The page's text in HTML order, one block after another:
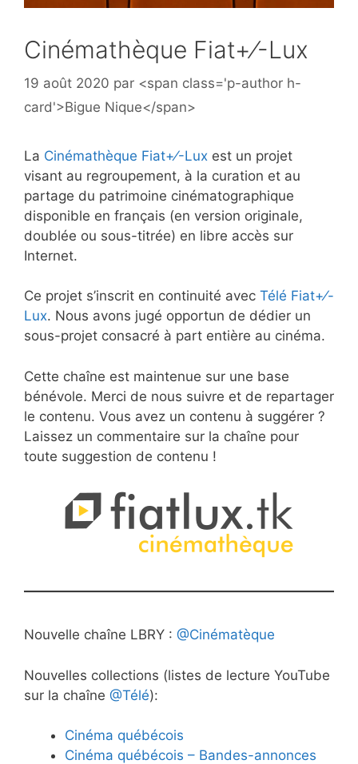
Cinémathèque Fiat+⁄-Lux
19 août 2020 par <span class='p-author h-
card'>Bigue Nique</span>
La Cinémathèque Fiat+⁄-Lux est un projet
visant au regroupement, à la curation et au
partage du patrimoine cinématographique
disponible en français (en version originale,
doublée ou sous-titrée) en libre accès sur
Internet.
Ce projet s’inscrit en continuité avec Télé Fiat+⁄-
Lux. Nous avons jugé opportun de dédier un
sous-projet consacré à part entière au cinéma.
Cette chaîne est maintenue sur une base
bénévole. Merci de nous suivre et de repartager
le contenu. Vous avez un contenu à suggérer ?
Laissez un commentaire sur la chaîne pour
toute suggestion de contenu !
Nouvelle chaîne LBRY : @Cinématèque
Nouvelles collections (listes de lecture YouTube
sur la chaîne @Télé):
Cinéma québécois
Cinéma québécois – Bandes-annonces